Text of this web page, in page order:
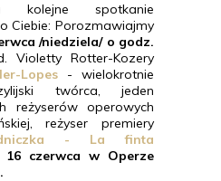
kolejne spotkanie
Ciebie: Porozmawiajmy
/niedziela/ o godz.
Violetty Rotter-Kozery
Lopes - wielokrotnie
twórca, jeden
reżyserów operowych
reżyser premiery
- La finta
czerwca w Operze